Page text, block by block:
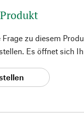
Frage zu diesem
Es öffnet sich